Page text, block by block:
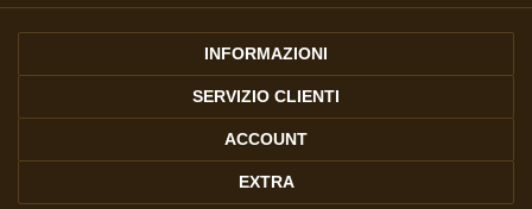
INFORMAZIONI
SERVIZIO CLIENTI
ACCOUNT
EXTRA